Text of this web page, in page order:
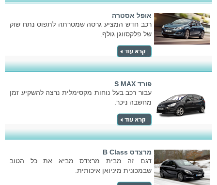
אופל אסטרה
רכב חדש המציע גרסה שמטרתה לתפוס נתח שוק
של פלקסווגן גולף.
פורד S MAX
עבור רכב בעל נוחות מקסימלית נרצה להשקיע זמן
מחשבה ניכר.
מרצדס B Class
דגם זה מבית מרצדס מביא את כל הטוב
שבמכונית מיניואן איכותית.